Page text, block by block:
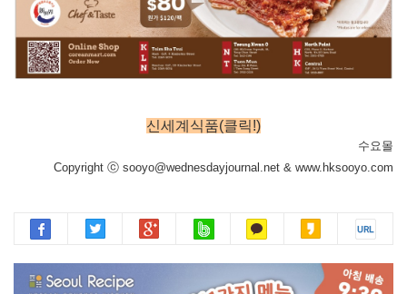
신세계식품(클릭!)
수요몰
Copyright ⓒ sooyo@wednesdayjournal.net & www.hksooyo.com